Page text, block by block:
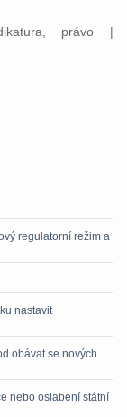
právo |
regulatorní režim a
nastavit
obávat se nových
nebo oslabení státní